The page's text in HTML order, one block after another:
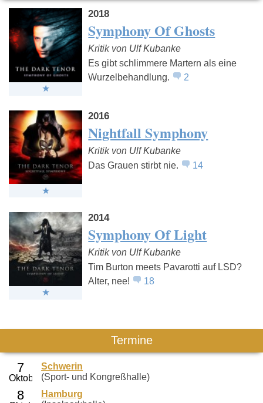
2018
Symphony Of Ghosts
Kritik von Ulf Kubanke
Es gibt schlimmere Martern als eine
Wurzelbehandlung.
2
2016
Nightfall Symphony
Kritik von Ulf Kubanke
Das Grauen stirbt nie.
14
2014
Symphony Of Light
Kritik von Ulf Kubanke
Tim Burton meets Pavarotti auf LSD?
Alter, nee!
18
Termine
Schwerin
(Sport- und Kongreßhalle)
Hamburg